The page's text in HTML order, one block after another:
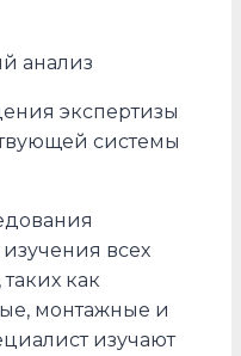
анализ
экспертизы
системы
всех
как
монтажные и
изучают